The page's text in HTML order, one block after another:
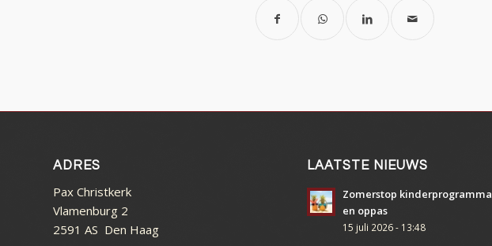
ADRES
Pax Christkerk
Vlamenburg 2
2591 AS Den Haag
LAATSTE NIEUWS
Zomerstop kinderprogramma
en oppas
15 juli 2026 - 13:48